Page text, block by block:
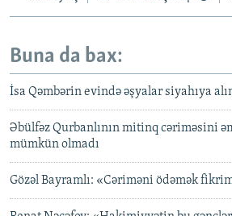
Buna da bax:
İsa Qəmbərin evində əşyalar siyahıya
Əbülfəz Qurbanlının mitinq cəriməsini
mümkün olmadı
Gözəl Bayramlı: «Cəriməni ödəmək